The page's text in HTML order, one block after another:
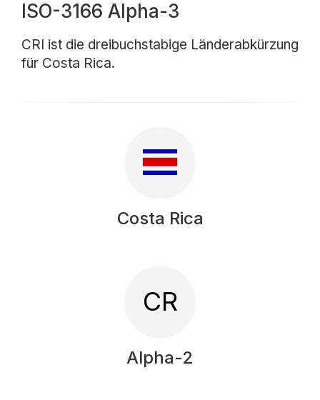
ISO-3166 Alpha-3
CRI ist die dreibuchstabige Länderabkürzung
für Costa Rica.
Costa Rica
CR
Alpha-2